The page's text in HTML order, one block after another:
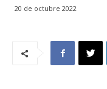
20 de octubre 2022